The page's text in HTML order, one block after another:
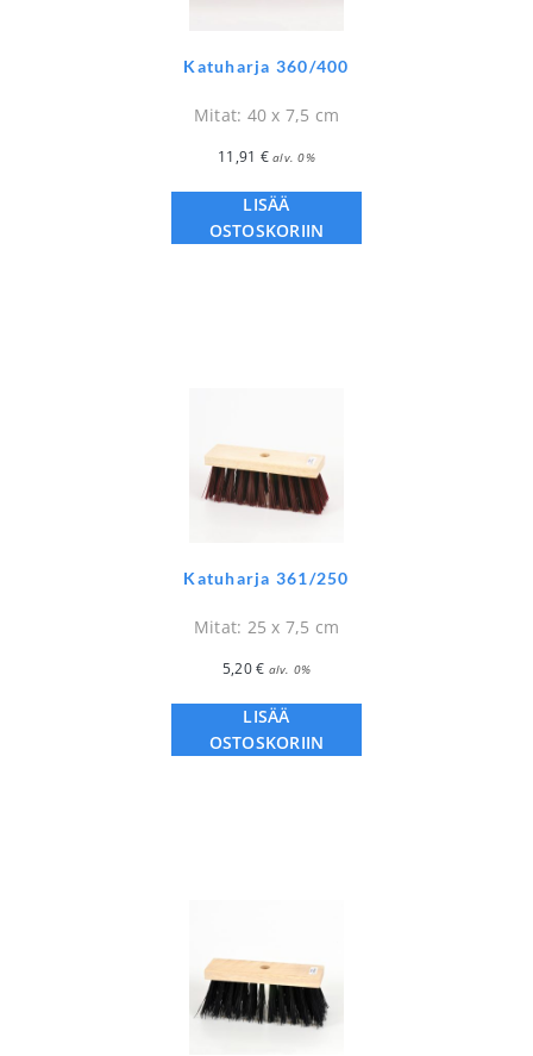
Katuharja 360/400
Mitat: 40 x 7,5 cm
11,91 € alv. 0%
LISÄÄ
OSTOSKORIIN
Katuharja 361/250
Mitat: 25 x 7,5 cm
5,20€ alv. 0%
LISÄÄ
OSTOSKORIIN